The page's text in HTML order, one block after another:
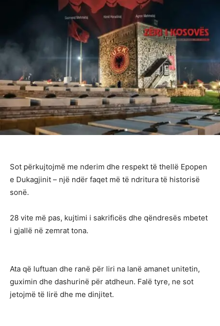
Sot përkujtojmë me nderim dhe respekt të thellë Epopen
e Dukagjinit – një ndër faqet më të ndritura të historisë
sonë.
28 vite më pas, kujtimi i sakrificës dhe qëndresës mbetet
i gjallë në zemrat tona.
Ata që luftuan dhe ranë për liri na lanë amanet unitetin,
guximin dhe dashurinë për atdheun. Falë tyre, ne sot
jetojmë të lirë dhe me dinjitet.